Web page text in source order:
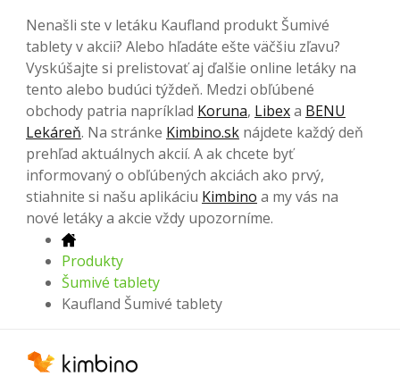
Nenašli ste v letáku Kaufland produkt Šumivé
tablety v akcii? Alebo hľadáte ešte väčšiu zľavu?
Vyskúšajte si prelistovať aj ďalšie online letáky na
tento alebo budúci týždeň. Medzi obľúbené
obchody patria napríklad Koruna, Libexa BENU
Lekáreň. Na stránke Kimbino.sk nájdete každý deň
prehľad aktuálnych akcií. A ak chcete byť
informovaný o obľúbených akciách ako prvý,
stiahnite si našu aplikáciu Kimbino a my vás na
nové letáky a akcie vždy upozorníme.
Produkty
Šumivé tablety
Kaufland Šumivé tablety